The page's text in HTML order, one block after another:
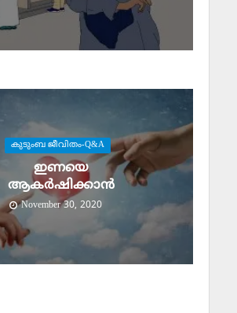
കുടുംബ ജീവിതം-Q&A
ഇണയെ
ആകര്‍ഷിക്കാന്‍
November 30, 2020